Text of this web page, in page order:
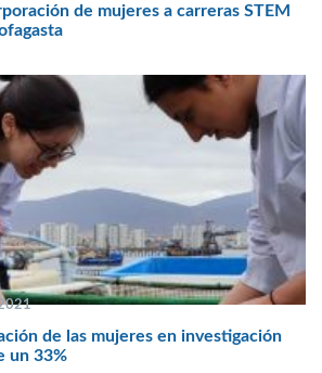
de mujeres a carreras STEM
de las mujeres en investigación
un 33%